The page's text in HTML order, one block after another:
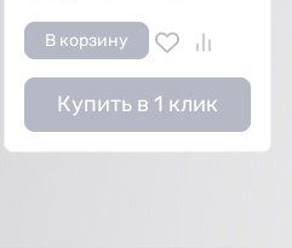
В корзину
Купить в 1 клик